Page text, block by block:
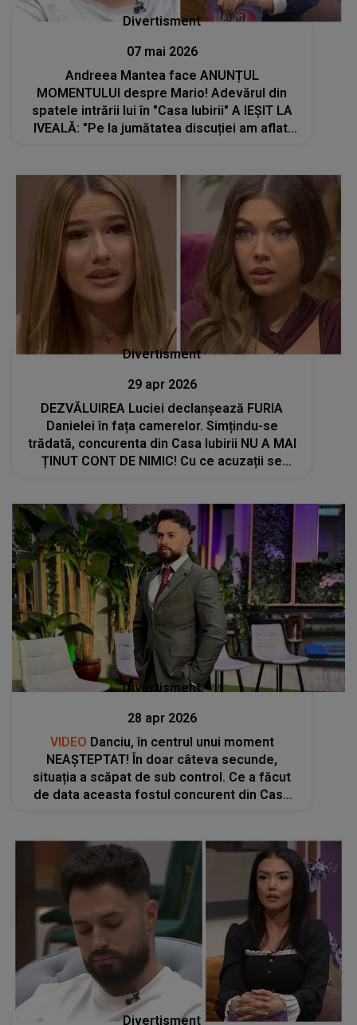
Divertisment
07 mai 2026
Andreea Mantea face ANUNȚUL
MOMENTULUI despre Mario! Adevărul din
spatele intrării lui în "Casa Iubirii" A IEȘIT LA
IVEALĂ: "Pe la jumătatea discuției am aflat.
Divertisment
29 apr 2026
DEZVĂLUIREA Luciei declanșează FURIA
Danielei în fața camerelor. Simțindu-se
trădată, concurenta din Casa Iubirii NU A MAI
ȚINUT CONT DE NIMIC! Cu ce acuzații se
Divertisment
28 apr 2026
VIDEO Danciu, în centrul unui moment
NEAȘTEPTAT! În doar câteva secunde,
situația a scăpat de sub control. Ce a făcut
de data aceasta fostul concurent din Casa
Divertisment